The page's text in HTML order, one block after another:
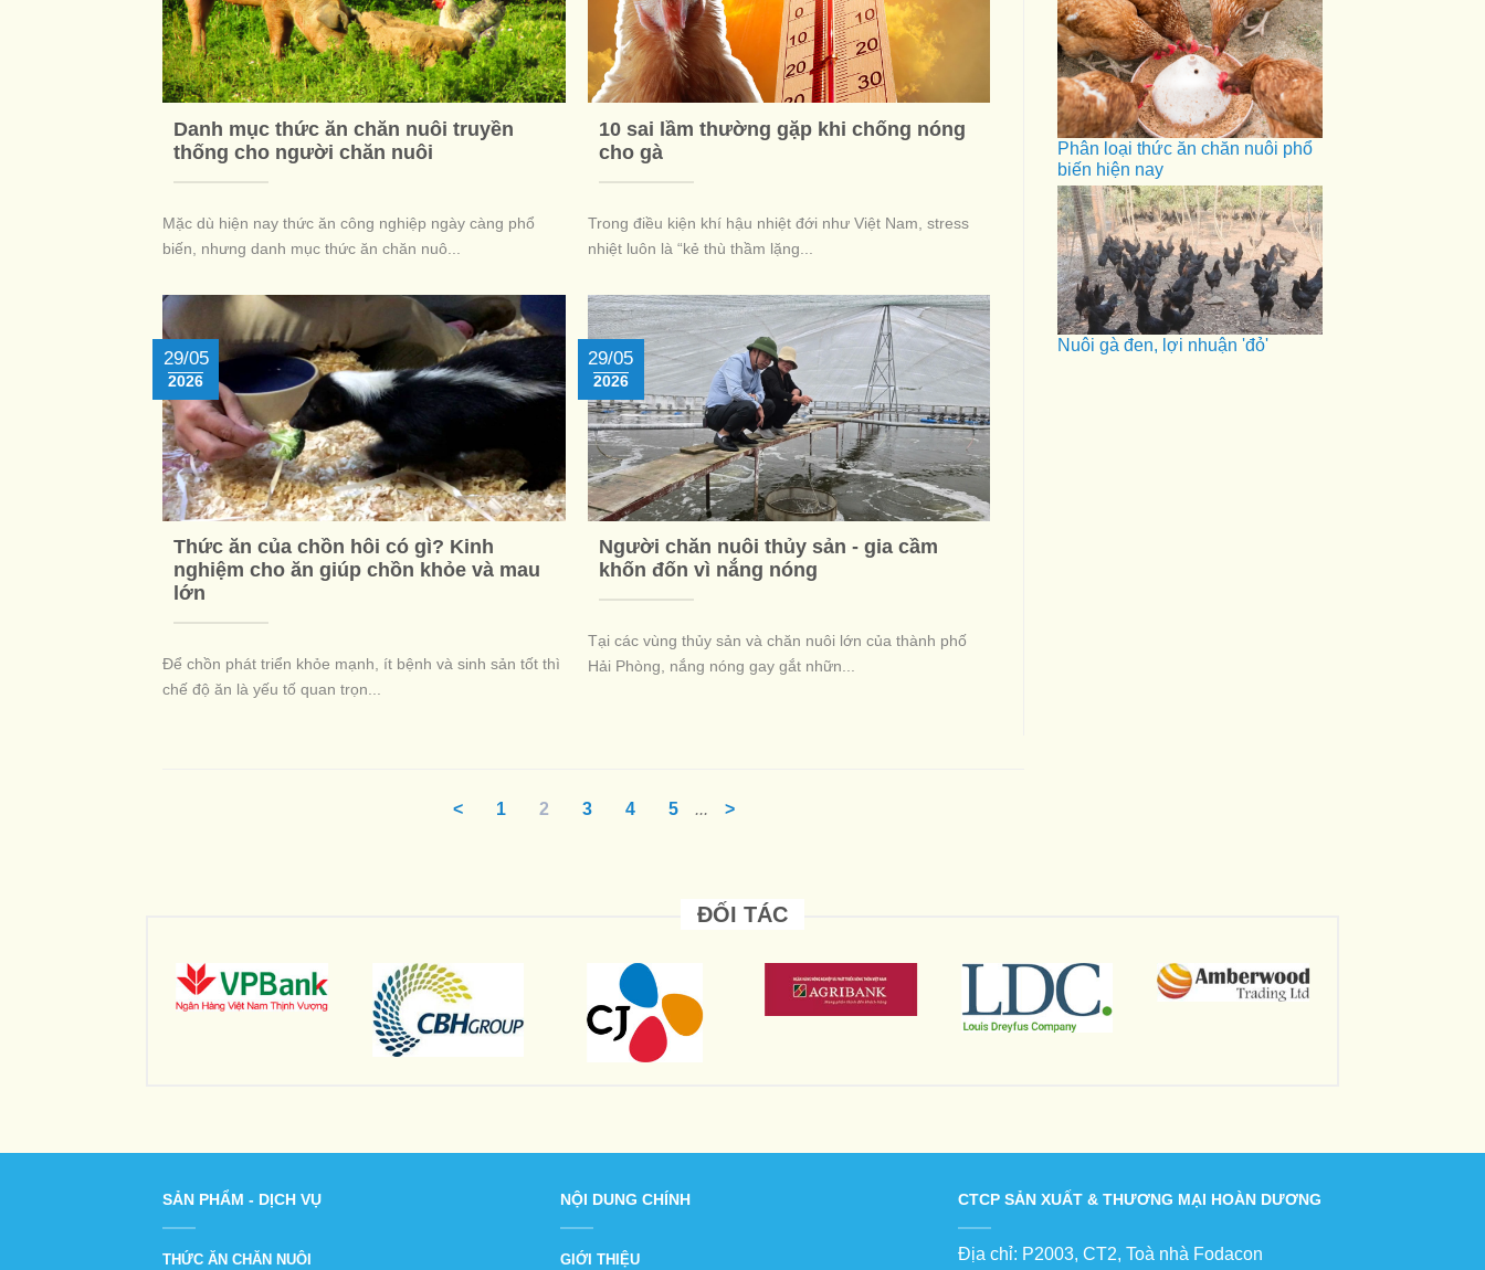
Danh mục thức ăn chăn nuôi truyền
thống cho người chăn nuôi
Mặc dù hiện nay thức ăn công nghiệp ngày càng phổ
biến, nhưng danh mục thức ăn chăn nuô...
10 sai lầm thường gặp khi chống nóng
cho gà
Trong điều kiện khí hậu nhiệt đới như Việt Nam, stress
nhiệt luôn là “kẻ thù thầm lặng...
Thức ăn của chồn hôi có gì? Kinh
nghiệm cho ăn giúp chồn khỏe và mau
lớn
29/05
2026
Để chồn phát triển khỏe mạnh, ít bệnh và sinh sản tốt thì
chế độ ăn là yếu tố quan trọn...
Người chăn nuôi thủy sản - gia cầm
khốn đốn vì nắng nóng
29/05
2026
Tại các vùng thủy sản và chăn nuôi lớn của thành phố
Hải Phòng, nắng nóng gay gắt nhữn...
< 1 2 3 4 5 ... >
Phân loại thức ăn chăn nuôi phổ
biến hiện nay
Nuôi gà đen, lợi nhuận 'đỏ'
ĐỐI TÁC
SẢN PHẨM - DỊCH VỤ
THỨC ĂN CHĂN NUÔI
NỘI DUNG CHÍNH
GIỚI THIỆU
CTCP SẢN XUẤT & THƯƠNG MẠI HOÀN DƯƠNG
Địa chỉ: P2003, CT2, Toà nhà Fodacon